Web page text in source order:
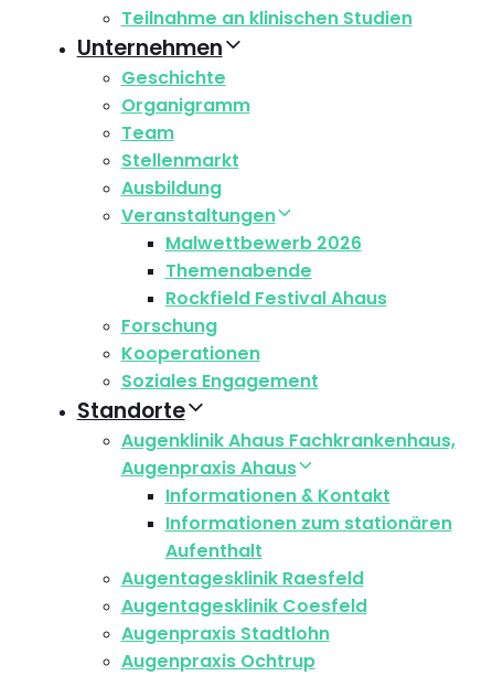
Teilnahme an klinischen Studien
Unternehmen
Geschichte
Organigramm
Team
Stellenmarkt
Ausbildung
Veranstaltungen
Malwettbewerb 2026
Themenabende
Rockfield Festival Ahaus
Forschung
Kooperationen
Soziales Engagement
Standorte
Augenklinik Ahaus Fachkrankenhaus,
Augenpraxis Ahaus
Informationen & Kontakt
Informationen zum stationären
Aufenthalt
Augentagesklinik Raesfeld
Augentagesklinik Coesfeld
Augenpraxis Stadtlohn
Augenpraxis Ochtrup